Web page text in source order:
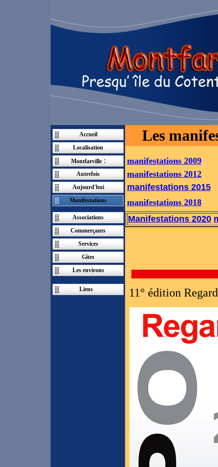
Accueil
Localisation
Montfarville:
Autrefois
Aujourd'hui
Manifestations
Associations
Commerçants
Services
Gîtes
Les environs
Lienscueil
Les
manifestations 2009
manifestations 2012
manifestations 2015
manifestations 2018
Manifestations 2020
11° édition